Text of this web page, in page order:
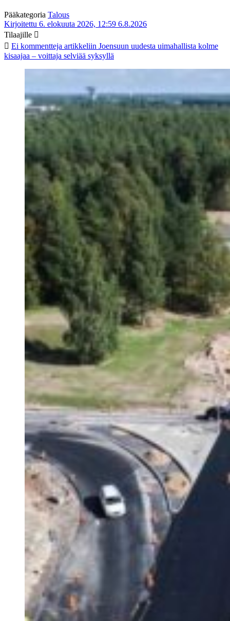
Pääkategoria Talous
Kirjoitettu 6. elokuuta 2026, 12:59 6.8.2026
Tilaajille
Ei kommentteja artikkeliin Joensuun uudesta uimahallista kolme
kisaajaa – voittaja selviää syksyllä